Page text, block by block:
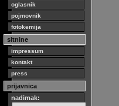
oglasnik
pojmovnik
fotokemija
sitnine
impressum
kontakt
press
prijavnica
nadimak: